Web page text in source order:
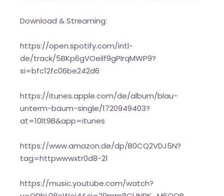
Download & Streaming:
https://open.spotify.com/intl-
de/track/5BKp6gVOeilf9gPIrqMWP9?
si=bfc12fc06be242d6
https://itunes.apple.com/de/album/blau-
unterm-baum-single/1720949403?
at=10lt9B&app=itunes
https://www.amazon.de/dp/B0CQ2VDJ5N?
tag=httpwwwxtr0d8-21
https://music.youtube.com/watch?